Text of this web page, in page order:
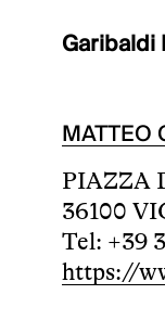
Garibaldi
MATTEO
PIAZZA
36100
Tel: +39
https://